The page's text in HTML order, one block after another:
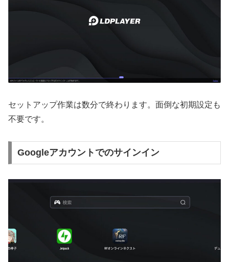
セットアップ作業は数分で終わります。面倒な初期設定も
不要です。
Googleアカウントでのサインイン